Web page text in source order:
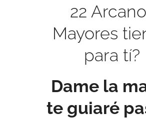
22
Mayores
para tí?
Dame la
te guiaré